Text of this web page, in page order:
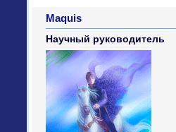
Maquis
Научный руководитель